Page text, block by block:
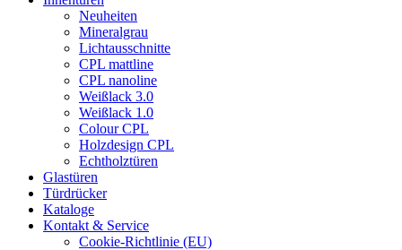
Neuheiten
Mineralgrau
Lichtausschnitte
CPL mattline
CPL nanoline
Weißlack 3.0
Weißlack 1.0
Colour CPL
Holzdesign CPL
Echtholztüren
Glastüren
Türdrücker
Kataloge
Kontakt & Service
Cookie-Richtlinie (EU)